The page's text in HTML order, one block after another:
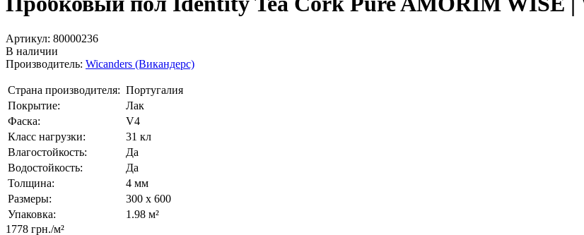
Артикул: 80000236
В наличии
Производитель: Wicanders (Викандерс)
Страна производителя: Португалия
Покрытие:
Лак
Фаска:
V4
Класс нагрузки:
31 кл
Влагостойкость:
Да
Водостойкость:
Да
Толщина:
4 мм
Размеры:
300 x 600
Упаковка:
1.98 м²
1778 грн./м²